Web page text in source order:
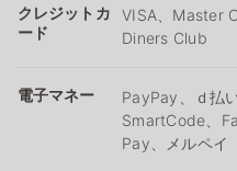
クレジットカ
ード
VISA、Master
Diners Club
電子マネー
PayPay、ｄ払
SmartCode、
Pay、メルペイ